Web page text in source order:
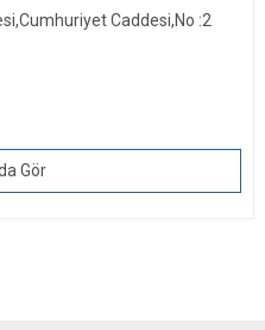
Caddesi,No :2
Gör